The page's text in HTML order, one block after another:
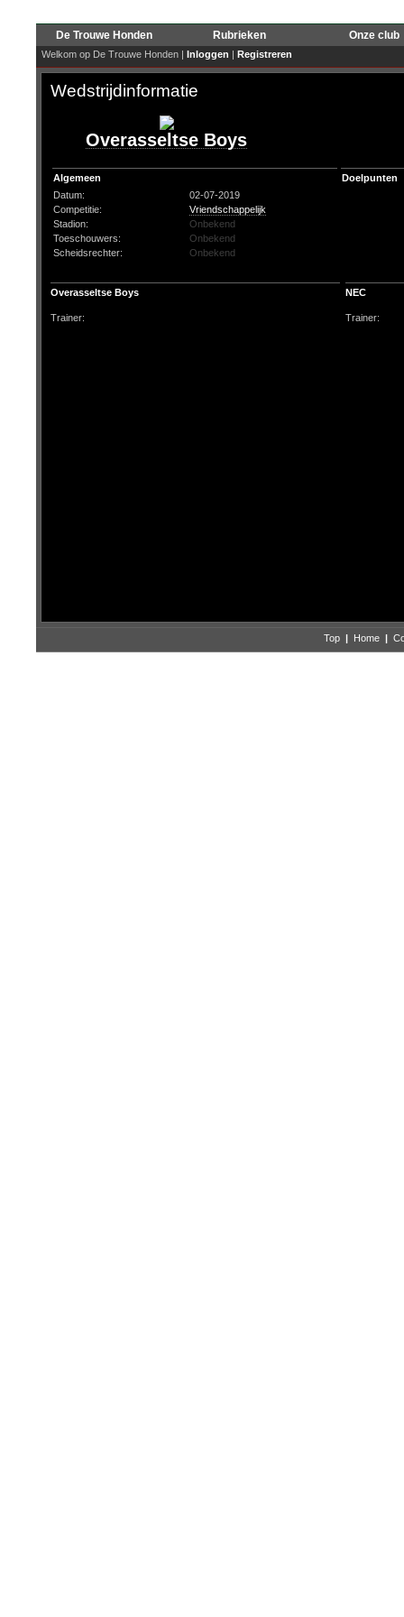
De Trouwe Honden Rubrieken Onze club
Welkom op De Trouwe Honden | Inloggen | Registreren
Wedstrijdinformatie
Overasseltse Boys
Algemeen
Datum:
02-07-2019
Competitie:
Vriendschappelijk
Stadion:
Onbekend
Toeschouwers:
Onbekend
Scheidsrechter:
Onbekend
Doelpunten
Overasseltse Boys NEC
Trainer: Trainer:
Top | Home |